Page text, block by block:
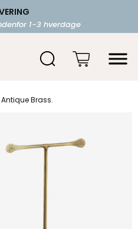
1-3 hverdage
OVER 599.-
fra 39,-
Brass.